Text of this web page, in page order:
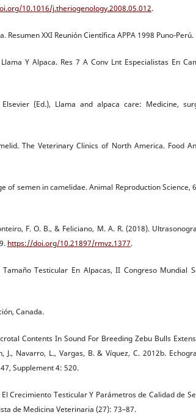
10.1016/j.theriogenology.2008.05.012.
Resumen XXI Reunión Científica APPA 1998 Puno-Perú.
Y Alpaca. Res 7 A Conv Lnt Especialistas En
(Ed.), Llama and alpaca care: Medicine,
The Veterinary Clinics of North America. Food
of semen in camelidae. Animal Reproduction Science,
F. O. B., & Feliciano, M. A. R. (2018).
https://doi.org/10.21897/rmvz.1377.
Testicular En Alpacas, II Congreso Mundial
Canada.
Contents In Sound For Breeding Zebu Bulls
Navarro, L., Vargas, B. & Víquez, C. 2012b.
Supplement 4: 520.
Crecimiento Testicular Y Parámetros de Calidad de
de Medicina Veterinaria (27): 73–87.